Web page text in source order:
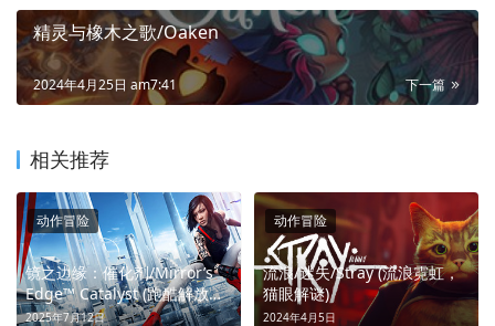
精灵与橡木之歌/Oaken
下一篇
2024年4月25日 am7:41
相关推荐
镜之边缘：催化剂/Mirror’s
Edge™ Catalyst (跑酷解放城
市)
2025年7月12日
动作冒险
流浪/迷失/Stray (流浪霓虹，
猫眼解谜)
2024年4月5日
动作冒险